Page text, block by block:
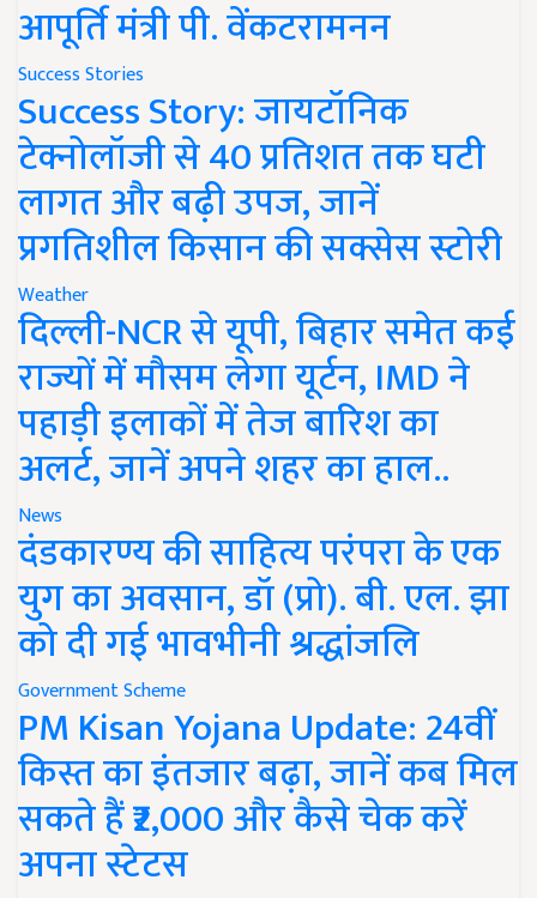
आपूर्ति मंत्री पी. वेंकटरामनन
Success Stories
Success Story: जायटॉनिक
टेक्नोलॉजी से 40 प्रतिशत तक घटी
लागत और बढ़ी उपज, जानें
प्रगतिशील किसान की सक्सेस स्टोरी
Weather
दिल्ली-NCR से यूपी, बिहार समेत कई
राज्यों में मौसम लेगा यूर्टन, IMD ने
पहाड़ी इलाकों में तेज बारिश का
अलर्ट, जानें अपने शहर का हाल..
News
दंडकारण्य की साहित्य परंपरा के एक
युग का अवसान, डॉ (प्रो). बी. एल. झा
को दी गई भावभीनी श्रद्धांजलि
Government Scheme
PM Kisan Yojana Update: 24वीं
किस्त का इंतजार बढ़ा, जानें कब मिल
सकते हैं ₹2,000 और कैसे चेक करें
अपना स्टेटस